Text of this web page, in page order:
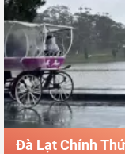
Đà Lạt Chính